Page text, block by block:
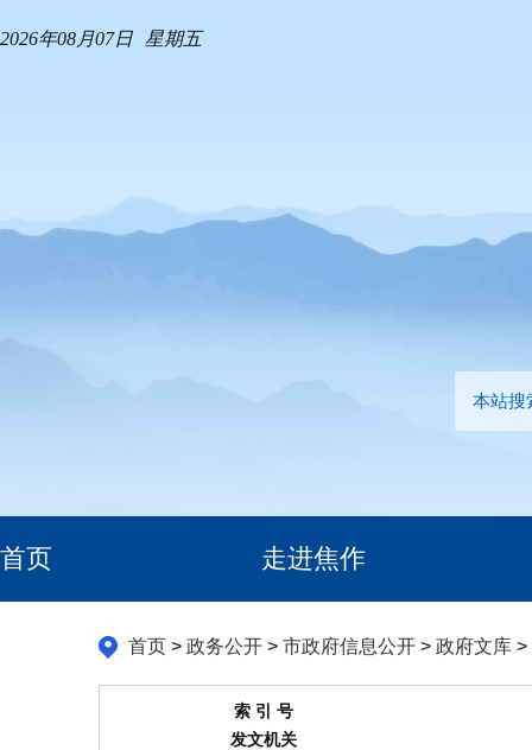
2026年08月07日 星期五
本站搜
首页 走进焦作
首页> 政务公开> 市政府信息公开> 政府文库>
索 引 号
发文机关